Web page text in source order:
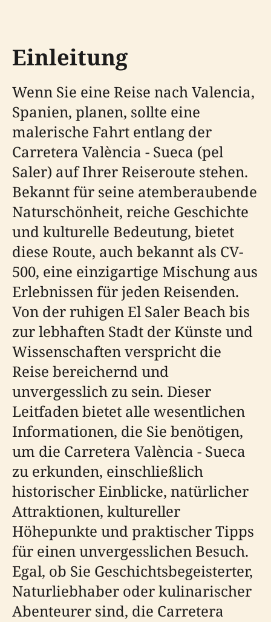
Einleitung
Wenn Sie eine Reise nach Valencia,
Spanien, planen, sollte eine
malerische Fahrt entlang der
Carretera València - Sueca (pel
Saler) auf Ihrer Reiseroute stehen.
Bekannt für seine atemberaubende
Naturschönheit, reiche Geschichte
und kulturelle Bedeutung, bietet
diese Route, auch bekannt als CV-
500, eine einzigartige Mischung aus
Erlebnissen für jeden Reisenden.
Von der ruhigen El Saler Beach bis
zur lebhaften Stadt der Künste und
Wissenschaften verspricht die
Reise bereichernd und
unvergesslich zu sein. Dieser
Leitfaden bietet alle wesentlichen
Informationen, die Sie benötigen,
um die Carretera València - Sueca
zu erkunden, einschließlich
historischer Einblicke, natürlicher
Attraktionen, kultureller
Höhepunkte und praktischer Tipps
für einen unvergesslichen Besuch.
Egal, ob Sie Geschichtsbegeisterter,
Naturliebhaber oder kulinarischer
Abenteurer sind, die Carretera